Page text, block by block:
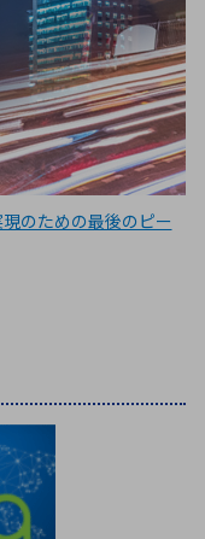
のための最後のピー